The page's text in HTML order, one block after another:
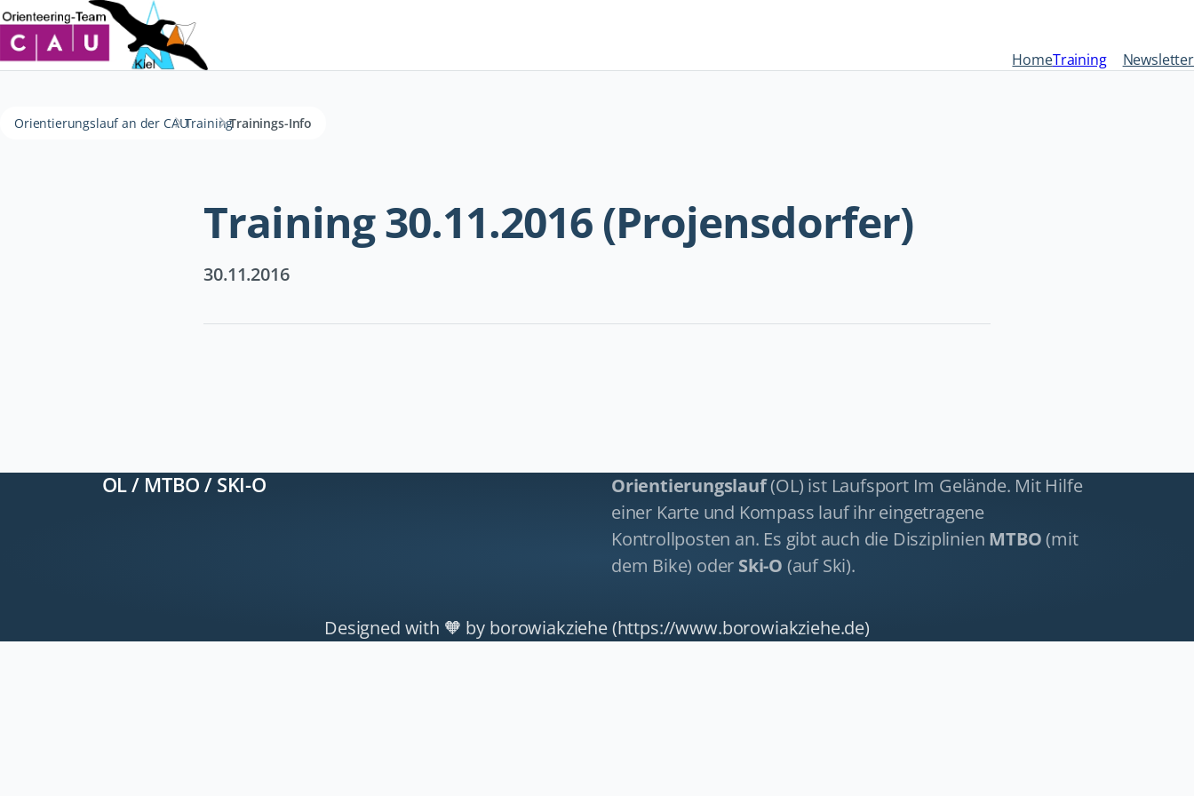
HomeTraining Newsletter
Orientierungslauf an der CAUTrainingTrainings-Info
Training 30.11.2016 (Projensdorfer)
30.11.2016
OL / MTBO / SKI-O Orientierungslauf(OL) ist Laufsport Im Gelände. Mit Hilfe
einer Karte und Kompass lauf ihr eingetragene
Kontrollposten an. Es gibt auch die Disziplinien MTBO(mit
dem Bike) oder Ski-O (auf Ski).
Designed with 🧡 by borowiakziehe (https://www.borowiakziehe.de)